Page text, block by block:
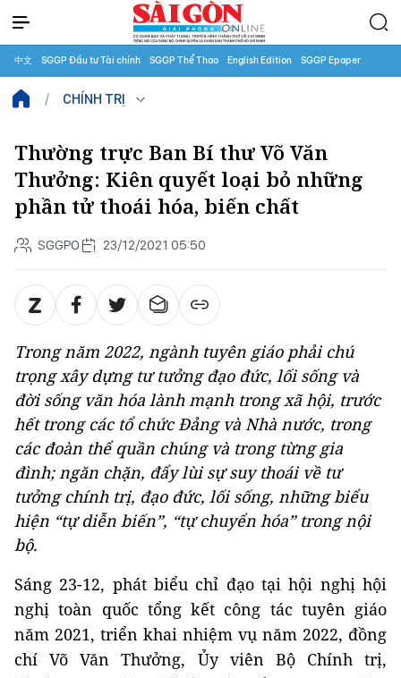
中文 SGGP Đầu tư Tài chính SGGP Thể Thao English Edition SGGP Epaper
CHÍNH TRỊ
Thường trực Ban Bí thư Võ Văn
Thưởng: Kiên quyết loại bỏ những
phần tử thoái hóa, biến chất
SGGPO 23/12/2021 05:50
Trong năm 2022, ngành tuyên giáo phải chú
trọng xây dựng tư tưởng đạo đức, lối sống và
đời sống văn hóa lành mạnh trong xã hội, trước
hết trong các tổ chức Đảng và Nhà nước, trong
các đoàn thể quần chúng và trong từng gia
đình; ngăn chặn, đẩy lùi sự suy thoái về tư
tưởng chính trị, đạo đức, lối sống, những biểu
hiện “tự diễn biến”, “tự chuyển hóa” trong nội
bộ.
Sáng 23-12, phát biểu chỉ đạo tại hội nghị hội
nghị toàn quốc tổng kết công tác tuyên giáo
năm 2021, triển khai nhiệm vụ năm 2022, đồng
chí Võ Văn Thưởng, Ủy viên Bộ Chính trị,